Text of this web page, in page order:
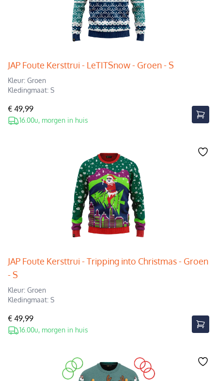
JAP Foute Kersttrui - LeTITSnow - Groen - S
Kleur: Groen
Kledingmaat: S
€ 49,99
16.00u, morgen in huis
JAP Foute Kersttrui - Tripping into Christmas - Groen
- S
Kleur: Groen
Kledingmaat: S
€ 49,99
16.00u, morgen in huis